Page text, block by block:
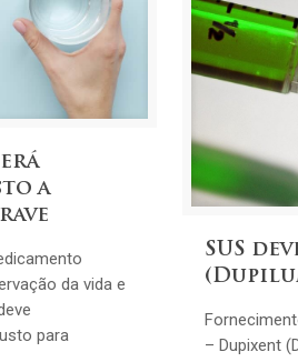
a
da vida e
para
SUS
– Dupixent